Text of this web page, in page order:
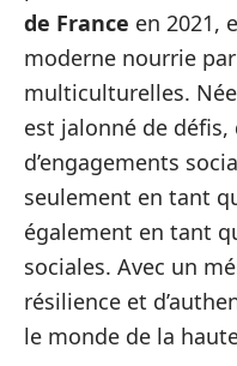
de France en 2021,
moderne nourrie
multiculturelles.
est jalonné de défis,
d’engagements
seulement en tant
également en tant
sociales. Avec un
résilience et
le monde de la